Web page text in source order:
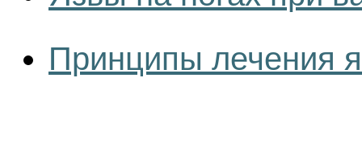
Принципы лечения